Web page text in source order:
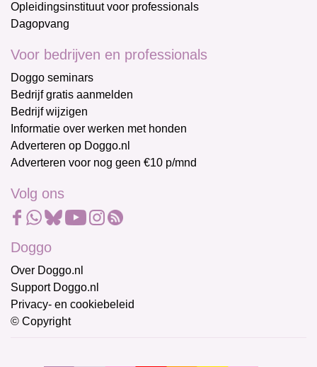
Opleidingsinstituut voor professionals
Dagopvang
Voor bedrijven en professionals
Doggo seminars
Bedrijf gratis aanmelden
Bedrijf wijzigen
Informatie over werken met honden
Adverteren op Doggo.nl
Adverteren voor nog geen €10 p/mnd
Volg ons
Doggo
Over Doggo.nl
Support Doggo.nl
Privacy- en cookiebeleid
© Copyright